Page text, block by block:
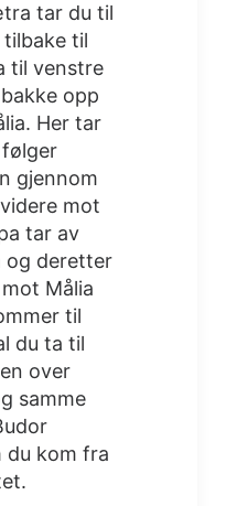
tar du til
til
til venstre
opp
Her tar
gjennom
mot
tar av
og deretter
Målia
til
du ta til
over
samme
du kom fra